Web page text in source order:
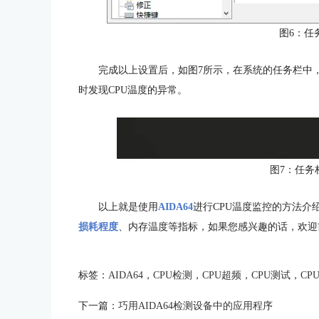
图6：任
完成以上设置后，如图7所示，在系统的任务栏
时发现CPU温度的异常。
图7：任务
以上就是使用 AIDA64进行CPU温度监控的方法介
损耗程度 、内存温度等指标，如果您感兴趣的话，欢
标签： AIDA64 ， CPU检测 ， CPU超频 ， CPU测试 ，
下一篇： 巧用AIDA64检测设备中的应用程序